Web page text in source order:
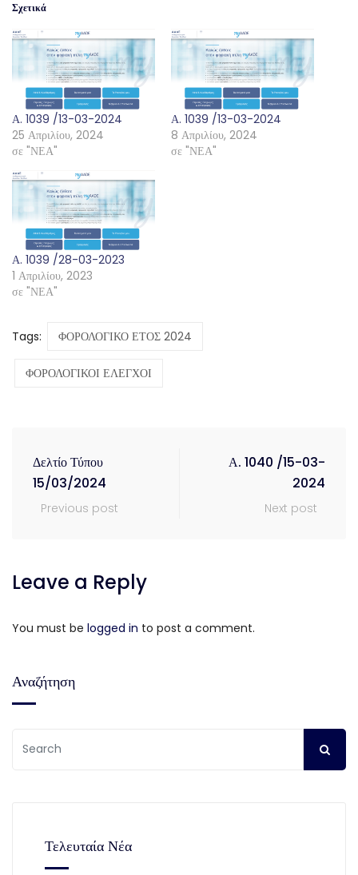
Σχετικά
Α. 1039 /13-03-2024
25 Απριλίου, 2024
σε "ΝΕΑ"
Α. 1039 /13-03-2024
8 Απριλίου, 2024
σε "ΝΕΑ"
Α. 1039 /28-03-2023
1 Απριλίου, 2023
σε "ΝΕΑ"
Tags: ΦΟΡΟΛΟΓΙΚΟ ΕΤΟΣ 2024
ΦΟΡΟΛΟΓΙΚΟΙ ΕΛΕΓΧΟΙ
Δελτίο Τύπου
15/03/2024
Previous post
Α. 1040 /15-03-
2024
Next post
Leave a Reply
You must be logged in to post a comment.
Αναζήτηση
Τελευταία Νέα